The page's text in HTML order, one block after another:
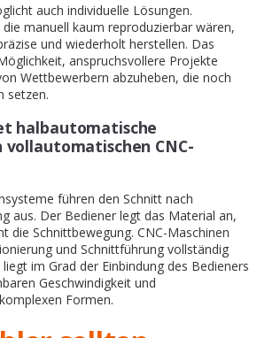
auch individuelle Lösungen.
manuell kaum reproduzierbar wären,
und wiederholt herstellen. Das
anspruchsvollere Projekte
Wettbewerbern abzuheben, die noch
setzen.
halbautomatische
vollautomatischen CNC-
führen den Schnitt nach
aus. Der Bediener legt das Material an,
die Schnittbewegung. CNC-Maschinen
und Schnittführung vollständig
im Grad der Einbindung des Bedieners
Geschwindigkeit und
Formen.